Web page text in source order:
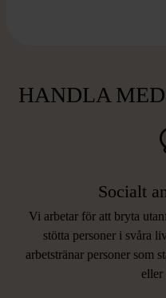
HANDLA
Socialt
Vi arbetar för att bryta
stötta personer i svåra
arbetstränar personer som
eller